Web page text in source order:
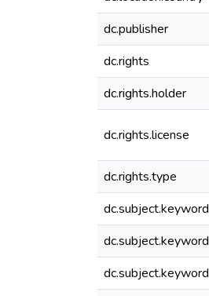
dc.publisher
dc.rights
dc.rights.holder
dc.rights.license
dc.rights.type
dc.subject.keyword
dc.subject.keyword
dc.subject.keyword